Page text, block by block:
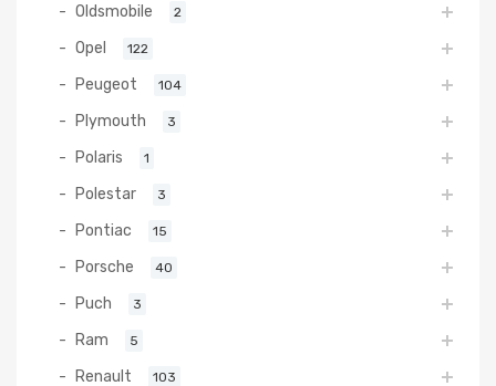
Oldsmobile 2
Opel 122
Peugeot 104
Plymouth 3
Polaris 1
Polestar 3
Pontiac 15
Porsche 40
Puch 3
Ram 5
Renault 103